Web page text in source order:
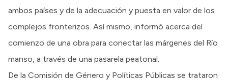
ambos países y de la adecuación y puesta en valor de los
complejos fronterizos. Así mismo, informó acerca del
comienzo de una obra para conectar las márgenes del Río
manso, a través de una pasarela peatonal.
De la Comisión de Género y Políticas Públicas se trataron